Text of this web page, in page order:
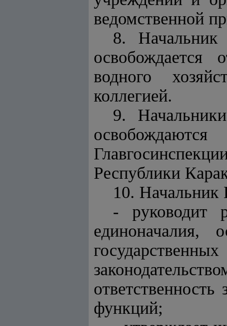
ведомственной
8. Начальник
освобождается
водного
коллегией.
9.
Республики
10. Начальник
- руководит
единоначалия,
функций;